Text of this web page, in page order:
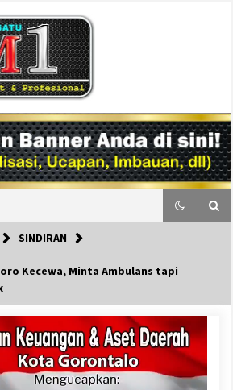
DM1
SINDIRAN
Kecewa, Minta Ambulans tapi